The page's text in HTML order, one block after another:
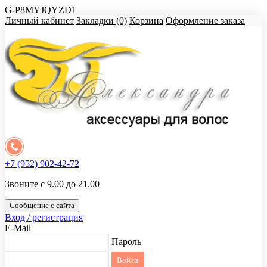
G-P8MYJQYZD1
Личный кабинет Закладки (0) Корзина Оформление заказа
+7 (952) 902-42-72
Звоните с 9.00 до 21.00
Сообщение с сайта
Вход / регистрация
E-Mail
Пароль